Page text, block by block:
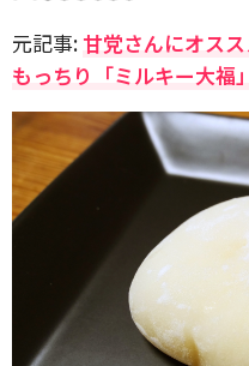
元記事: 甘党さんにオス
もっちり「ミルキー大福